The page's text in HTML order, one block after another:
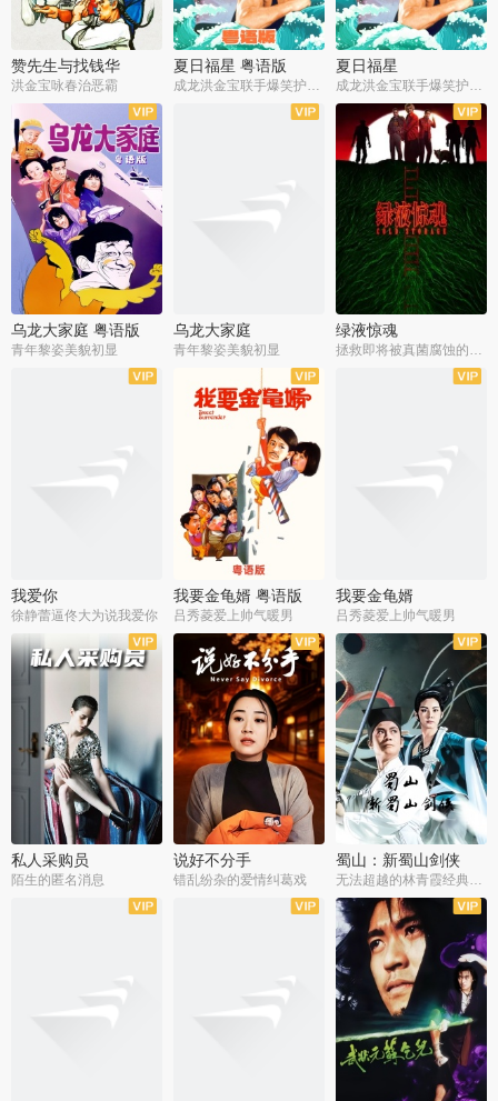
赞先生与找钱华
洪金宝咏春治恶霸
夏日福星 粤语版
成龙洪金宝联手爆笑护美女
夏日福星
成龙洪金宝联手爆笑护美女
乌龙大家庭 粤语版
青年黎姿美貌初显
乌龙大家庭
青年黎姿美貌初显
绿液惊魂
拯救即将被真菌腐蚀的世界
我爱你
徐静蕾逼佟大为说我爱你
我要金龟婿 粤语版
吕秀菱爱上帅气暖男
我要金龟婿
吕秀菱爱上帅气暖男
私人采购员
陌生的匿名消息
说好不分手
错乱纷杂的爱情纠葛戏
蜀山：新蜀山剑侠
无法超越的林青霞经典角色